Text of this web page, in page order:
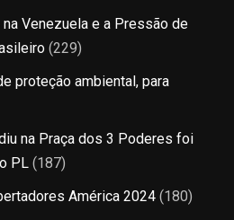
Venezuela e a Pressão de
(229)
proteção ambiental, para
na Praça dos 3 Poderes foi
PL (187)
América 2024 (180)